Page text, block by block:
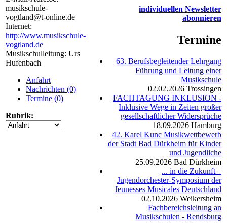
musikschule-
vogtland@t-online.de
Internet:
http://www.musikschule-
vogtland.de
Musikschulleitung: Urs
Hufenbach
Anfahrt
Nachrichten (0)
Termine (0)
Rubrik:
individuellen Newsletter
abonnieren
Termine
63. Berufsbegleitender Lehrgang
Führung und Leitung einer
Musikschule
02.02.2026 Trossingen
FACHTAGUNG INKLUSION -
Inklusive Wege in Zeiten großer
gesellschaftlicher Widersprüche
18.09.2026 Hamburg
42. Karel Kunc Musikwettbewerb
der Stadt Bad Dürkheim für Kinder
und Jugendliche
25.09.2026 Bad Dürkheim
... in die Zukunft –
Jugendorchester-Symposium der
Jeunesses Musicales Deutschland
02.10.2026 Weikersheim
Fachbereichsleitung an
Musikschulen - Rendsburg